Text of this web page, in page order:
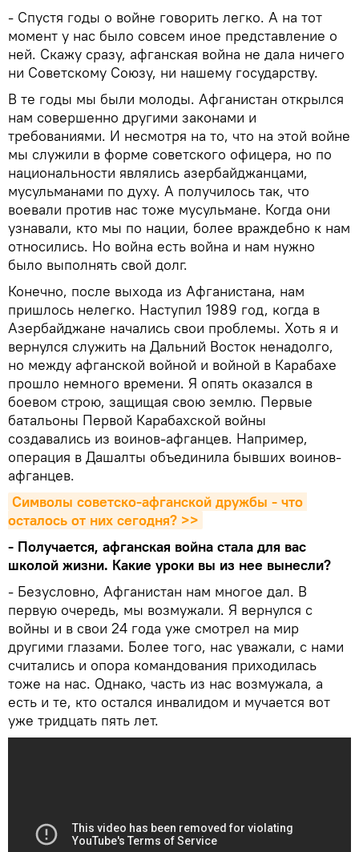
- Спустя годы о войне говорить легко. А на тот
момент у нас было совсем иное представление о
ней. Скажу сразу, афганская война не дала ничего
ни Советскому Союзу, ни нашему государству.
В те годы мы были молоды. Афганистан открылся
нам совершенно другими законами и
требованиями. И несмотря на то, что на этой войне
мы служили в форме советского офицера, но по
национальности являлись азербайджанцами,
мусульманами по духу. А получилось так, что
воевали против нас тоже мусульмане. Когда они
узнавали, кто мы по нации, более враждебно к нам
относились. Но война есть война и нам нужно
было выполнять свой долг.
Конечно, после выхода из Афганистана, нам
пришлось нелегко. Наступил 1989 год, когда в
Азербайджане начались свои проблемы. Хоть я и
вернулся служить на Дальний Восток ненадолго,
но между афганской войной и войной в Карабахе
прошло немного времени. Я опять оказался в
боевом строю, защищая свою землю. Первые
батальоны Первой Карабахской войны
создавались из воинов-афганцев. Например,
операция в Дашалты объединила бывших воинов-
афганцев.
Символы советско-афганской дружбы - что
осталось от них сегодня? >>
- Получается, афганская война стала для вас
школой жизни. Какие уроки вы из нее вынесли?
- Безусловно, Афганистан нам многое дал. В
первую очередь, мы возмужали. Я вернулся с
войны и в свои 24 года уже смотрел на мир
другими глазами. Более того, нас уважали, с нами
считались и опора командования приходилась
тоже на нас. Однако, часть из нас возмужала, а
есть и те, кто остался инвалидом и мучается вот
уже тридцать пять лет.